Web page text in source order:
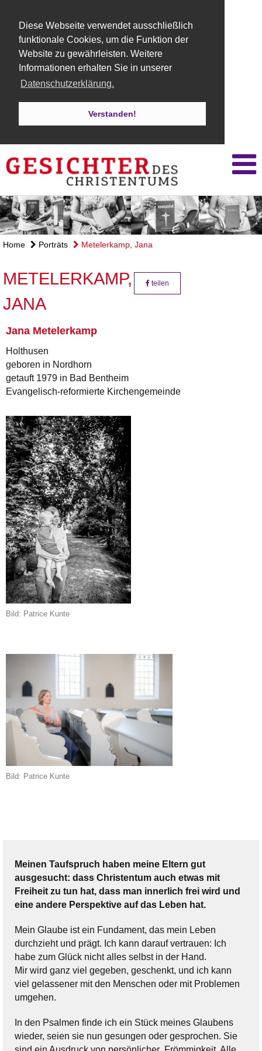
Diese Webseite verwendet ausschließlich
funktionale Cookies, um die Funktion der
Website zu gewährleisten. Weitere
Informationen erhalten Sie in unserer
Datenschutzerklärung.
Verstanden!
Home Porträts Metelerkamp, Jana
METELERKAMP,
JANA
teilen
Jana Metelerkamp
Holthusen
geboren in Nordhorn
getauft 1979 in Bad Bentheim
Evangelisch-reformierte Kirchengemeinde
Bild: Patrice Kunte
Bild: Patrice Kunte
Meinen Taufspruch haben meine Eltern gut
ausgesucht: dass Christentum auch etwas mit
Freiheit zu tun hat, dass man innerlich frei wird und
eine andere Perspektive auf das Leben hat.
Mein Glaube ist ein Fundament, das mein Leben
durchzieht und prägt. Ich kann darauf vertrauen: Ich
habe zum Glück nicht alles selbst in der Hand.
Mir wird ganz viel gegeben, geschenkt, und ich kann
viel gelassener mit den Menschen oder mit Problemen
umgehen.
In den Psalmen finde ich ein Stück meines Glaubens
wieder, seien sie nun gesungen oder gesprochen. Sie